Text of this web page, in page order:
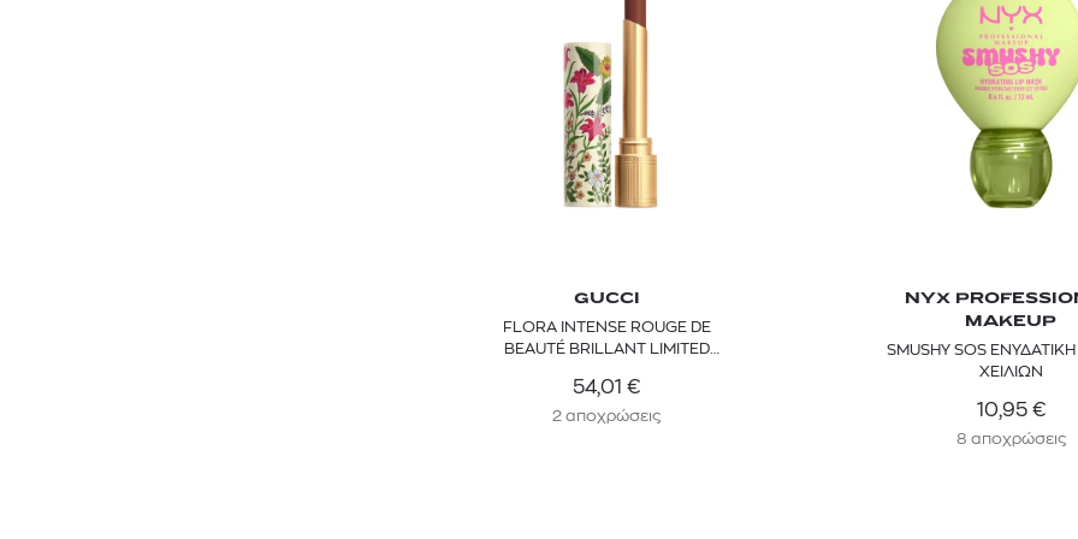
GUCCI
FLORA INTENSE ROUGE DE
BEAUTÉ BRILLANT LIMITED
54,01 €
2 αποχρώσεις
NYX
MAKEUP
SMUSHY SOS
ΧΕΙΛΙΩΝ
10,95 €
8 αποχρώσεις